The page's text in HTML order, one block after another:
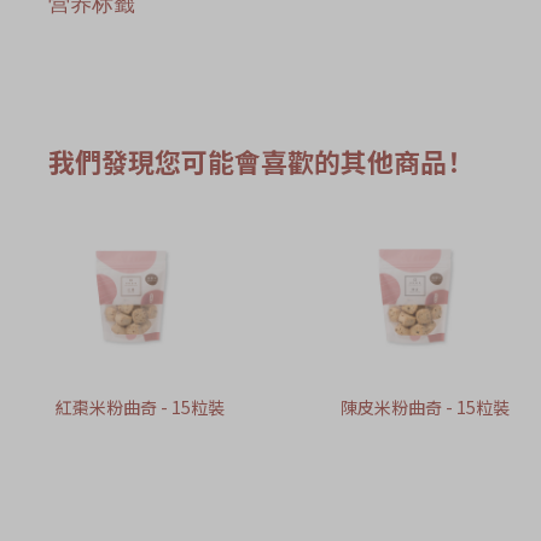
我們發現您可能會喜歡的其他商品！
紅棗米粉曲奇 - 15粒裝 陳皮米粉曲奇 - 15粒裝